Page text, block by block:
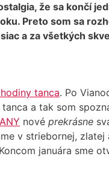
že sa končí
Preto som sa
a za všetkých
tanca. Po
a tak som
nové prekrásne
v striebornej,
januára sme